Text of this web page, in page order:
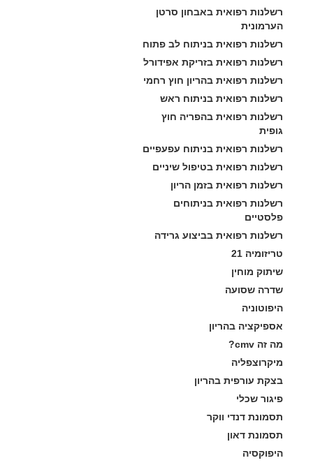
רשלנות רפואית באבחון סרטן
הערמונית
רשלנות רפואית בניתוח לב פתוח
רשלנות רפואית בזריקת אפידורל
רשלנות רפואית בהריון חוץ רחמי
רשלנות רפואית בניתוח ראש
רשלנות רפואית בהפריה חוץ
גופית
רשלנות רפואית בניתוח עפעפיים
רשלנות רפואית בטיפול שיניים
רשלנות רפואית בזמן הריון
רשלנות רפואית בניתוחים
פלסטיים
רשלנות רפואית בביצוע גרידה
טריזומיה 21
שיתוק מוחין
שדרה שסועה
היפוטוניה
אספיקציה בהריון
מה זה cmv?
מיקרוצפליה
בצקת עורפית בהריון
פיגור שכלי
תסמונת דנדי ווקר
תסמונת דאון
היפוקסיה